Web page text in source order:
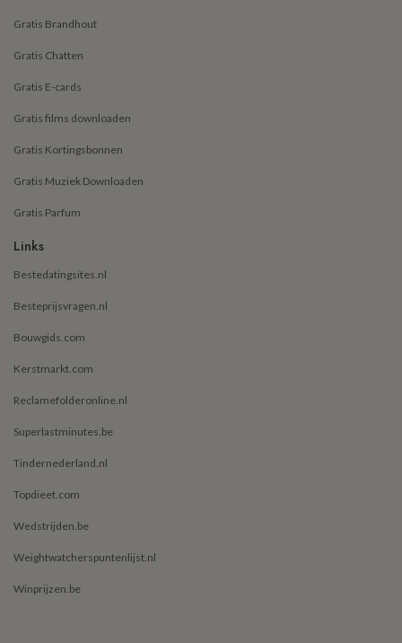
Gratis Brandhout
Gratis Chatten
Gratis E-cards
Gratis films downloaden
Gratis Kortingsbonnen
Gratis Muziek Downloaden
Gratis Parfum
Links
Bestedatingsites.nl
Besteprijsvragen.nl
Bouwgids.com
Kerstmarkt.com
Reclamefolderonline.nl
Superlastminutes.be
Tindernederland.nl
Topdieet.com
Wedstrijden.be
Weightwatcherspuntenlijst.nl
Winprijzen.be